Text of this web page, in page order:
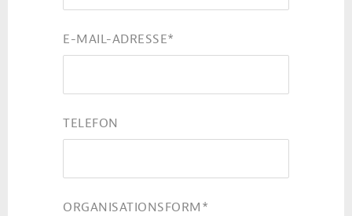
E-MAIL-ADRESSE*
TELEFON
ORGANISATIONSFORM *